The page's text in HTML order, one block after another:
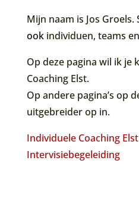
Mijn naam is Jos Groels.
ookindividuen, teams
Op deze pagina wil ik
Coaching Elst.
Op andere pagina’s op
uitgebreider op in.
Individuele Coaching Elst
Intervisiebegeleiding